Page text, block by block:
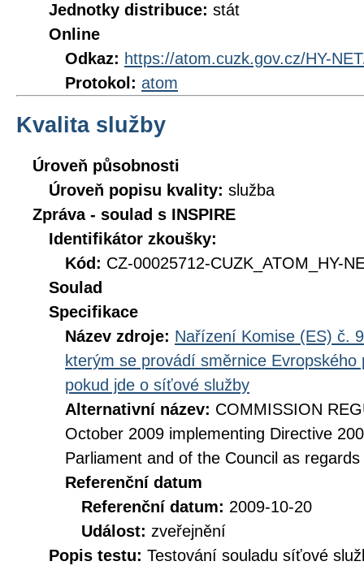
Jednotky distribuce: stát
Online
Odkaz: https://atom.cuzk.gov.cz/HY-
Protokol: atom
Kvalita služby
Úroveň působnosti
Úroveň popisu kvality: služba
Zpráva - soulad s INSPIRE
Identifikátor zkoušky:
Kód: CZ-00025712-CUZK_ATOM_HY-
Soulad
Specifikace
Název zdroje: Nařízení Komise (ES) č.
kterým se provádí směrnice
pokud jde o síťové služby
Alternativní název: COMMISSION
October 2009 implementing Directive
Parliament and of the Council as
Referenční datum
Referenční datum: 2009-10-20
Událost: zveřejnění
Popis testu: Testování souladu síťové